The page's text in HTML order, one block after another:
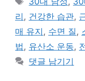
리
그
리 , 건강한 습관,
매 유지 , 수면 질,
법, 유산소 운동,
댓글 남기기